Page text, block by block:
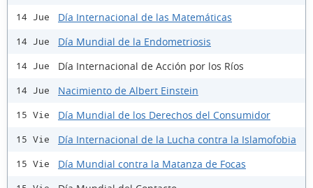
14 Jue Día Internacional de las Matemáticas
14 Jue Día Mundial de la Endometriosis
14 Jue Día Internacional de Acción por los Ríos
14 Jue Nacimiento de Albert Einstein
15 Vie Día Mundial de los Derechos del Consumidor
15 Vie Día Internacional de la Lucha contra la Islamofobia
15 Vie Día Mundial contra la Matanza de Focas